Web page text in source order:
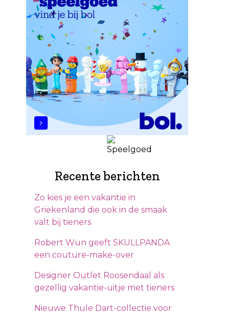
Recente berichten
Zo kies je een vakantie in
Griekenland die ook in de smaak
valt bij tieners
Robert Wun geeft SKULLPANDA
een couture-make-over
Designer Outlet Roosendaal als
gezellig vakantie-uitje met tieners
Nieuwe Thule Dart-collectie voor